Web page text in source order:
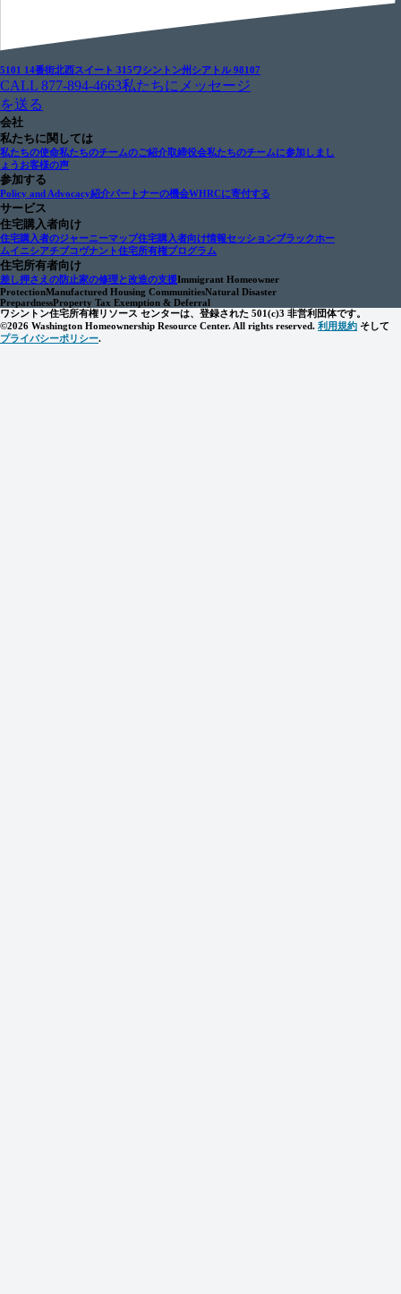
5101 14番街北西スイート 315ワシントン州シアトル 98107
CALL 877-894-4663私たちにメッセージ
を送る
会社
私たちに関しては
私たちの使命私たちのチームのご紹介取締役会私たちのチームに参加しまし
ょう お客様の声
参加する
Policy and Advocacy紹介パートナーの機会WHRCに寄付する
サービス
住宅購入者向け
住宅購入者のジャーニーマップ住宅購入者向け情報セッションブラックホー
ムイニシアチブコヴナント住宅所有権プログラム
住宅所有者向け
差し押さえの防止家の修理と改造の支援Immigrant Homeowner
ProtectionManufactured Housing CommunitiesNatural Disaster
PrepardnessProperty Tax Exemption & Deferral
ワシントン住宅所有権リソース センターは、登録された 501(c)3 非営利団体です。
©2026 Washington Homeownership Resource Center. All rights reserved. 利用規約 そして
プライバシーポリシー.